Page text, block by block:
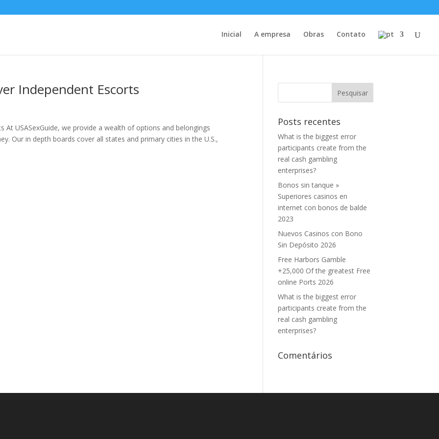
Inicial A empresa Obras Contato
Independent Escorts
At USASexGuide, we provide a wealth of options and belongings
Our in depth boards cover all states and primary cities in the U.S.,
Posts recentes
What is the biggest error
participants create from the
real cash gambling
enterprises?
Bonos sin tanque »
Superiores casinos en
internet con bonos de balde
2023
Nuevos Casinos con Bono
Sin Depósito 2026
Free Harbors Gamble
+25,000 Of the greatest Free
online Ports 2026
What is the biggest error
participants create from the
real cash gambling
enterprises?
Comentários